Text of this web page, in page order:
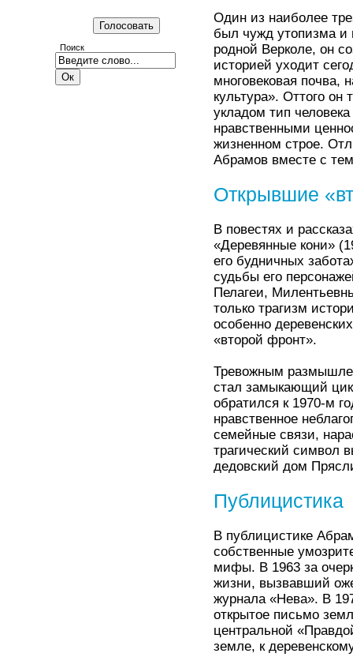
Поиск
Один из наиболее
был чужд утопизма и
родной Верколе, он
историей уходит
многовековая почва,
культура». Оттого он
укладом тип
нравственными
жизненном строе.
Абрамов вместе с
Открывшие
В повестях и
«Деревянные кони»
его будничных
судьбы его
Пелагеи,
только трагизм
особенно
«второй фронт».
Тревожным
стал замыкающий
обратился к 1970-м
нравственное
семейные связи,
трагический символ
дедовский дом
Публицистика
В публицистике
собственные
мифы. В 1963 за
жизни, вызвавший
журнала «Нева». В
открытое письмо
центральной
земле, к